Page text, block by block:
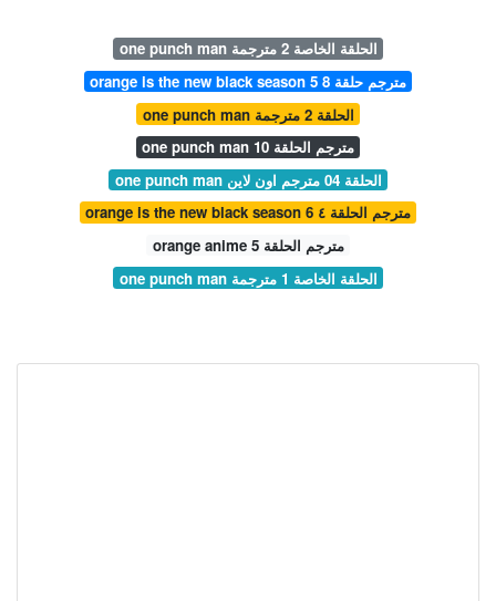
one punch man الحلقة الخاصة 2 مترجمة
orange is the new black season 5 مترجم حلقة 8
one punch man الحلقة 2 مترجمة
one punch man مترجم الحلقة 10
one punch man الحلقة 04 مترجم اون لاين
orange is the new black season 6 مترجم الحلقة ٤
orange anime مترجم الحلقة 5
one punch man الحلقة الخاصة 1 مترجمة